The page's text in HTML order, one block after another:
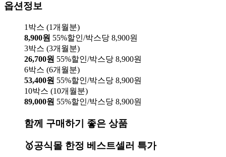
옵션정보
1박스 (1개월분)
8,900원 55%할인/박스당 8,900원
3박스 (3개월분)
26,700원 55%할인/박스당 8,900원
6박스 (6개월분)
53,400원 55%할인/박스당 8,900원
10박스 (10개월분)
89,000원 55%할인/박스당 8,900원
함께 구매하기 좋은 상품
🥇공식몰 한정 베스트셀러 특가